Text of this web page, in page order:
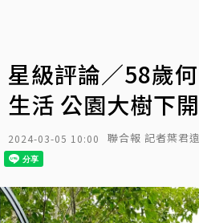
星級評論／58歲
生活 公園大樹下
2024-03-05 10:00 聯合報 記者葉君